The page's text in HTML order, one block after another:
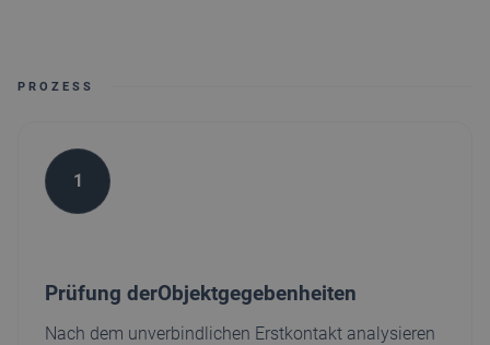
PROZESS
1
Prüfung derObjektgegebenheiten
Nach dem unverbindlichen Erstkontakt analysieren